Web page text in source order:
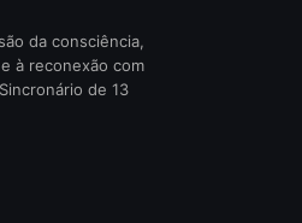
da consciência,
à reconexão com
de 13